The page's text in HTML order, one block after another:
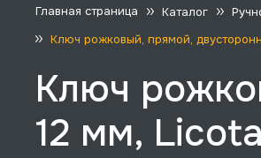
Главная страница Каталог
Ключ рожковый, прямой,
Ключ
12 мм,